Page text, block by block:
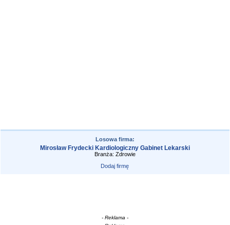
Losowa firma:
Mirosław Frydecki Kardiologiczny Gabinet Lekarski
Branża: Zdrowie
Dodaj firmę
- Reklama -